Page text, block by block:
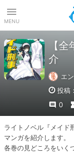
MENU
【
介
エ
投稿
0
ライトノベル『メイド
マンガを紹介します。
各巻の見どころをいく